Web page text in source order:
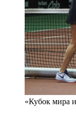
«Кубок мира